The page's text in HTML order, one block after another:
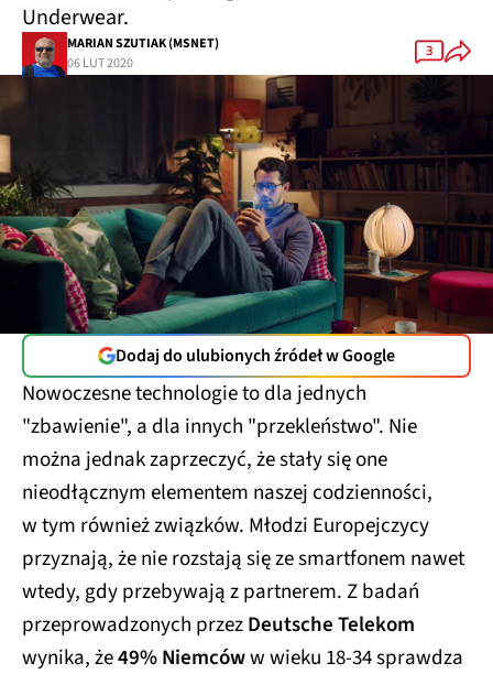
Underwear.
MARIAN SZUTIAK (MSNET)
06 LUT 2020
3
Dodaj do ulubionych źródeł w Google
Nowoczesne technologie to dla jednych
"zbawienie", a dla innych "przekleństwo". Nie
można jednak zaprzeczyć, że stały się one
nieodłącznym elementem naszej codzienności,
w tym również związków. Młodzi Europejczycy
przyznają, że nie rozstają się ze smartfonem nawet
wtedy, gdy przebywają z partnerem. Z badań
przeprowadzonych przezDeutsche Telekom
wynika, że49% Niemcóww wieku 18-34 sprawdza